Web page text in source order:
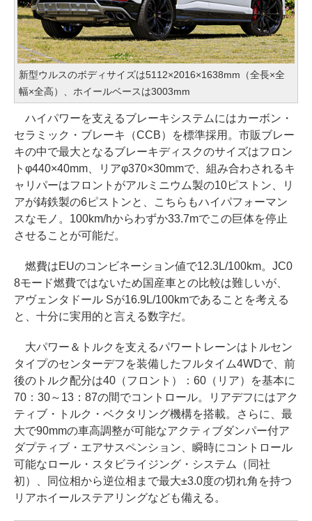
新型ウルスのボディサイズは5112×2016×1638mm（全長×全
幅×全高）、ホイールベースは3003mm
ハイパワーを支えるブレーキシステムにはカーボン・
セラミック・ブレーキ（CCB）を標準採用。市販ブレー
キの中で最大となるブレーキディスクのサイズはフロン
トφ440×40mm、リアφ370×30mmで、組み合わされるキ
ャリパーはフロントがアルミニウム製の10ピストン、リ
アが鋳鉄製の6ピストンと、こちらもハイパフォーマン
スなモノ。100km/hからわずか33.7mでこの巨体を停止
させることが可能だ。
燃費はEUのコンビネーション値で12.3L/100km。JC0
8モード燃費ではないため国産車との比較は難しいが、
アヴェンタドール Sが16.9L/100kmであることを考える
と、十分に実用的と言える数字だ。
大パワー＆トルクを支えるパワートレーンはトルセン
タイプのセンターデフを装備したフルタイム4WDで、前
後のトルク配分は40（フロント）：60（リア）を基本に
70：30～13：87の間でコントロール。リアデフにはアク
ティブ・トルク・ベクタリング機構を搭載。さらに、最
大で90mmの車高調整が可能なアクティブダンパー付ア
ダプティブ・エアサスペンション、瞬時にコントロール
可能なロール・スタビライジング・システム（同社
初）、同位相から逆位相まで最大±3.0度の切れ角を持つ
リアホイールステアリングなども備える。